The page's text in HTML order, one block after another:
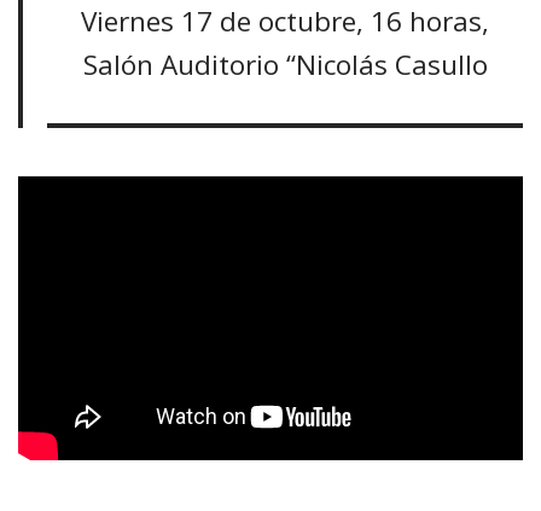
Viernes 17 de octubre, 16 horas,
Salón Auditorio “Nicolás Casullo